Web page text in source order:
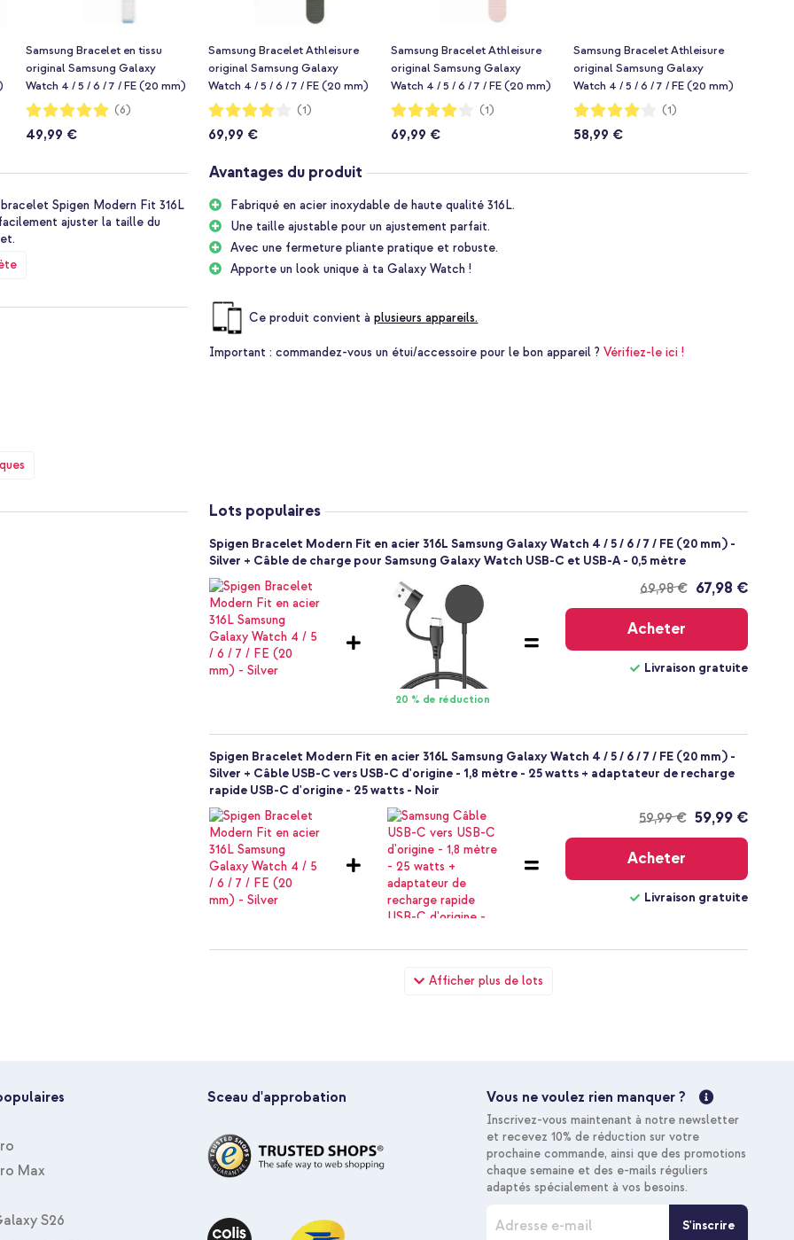
Samsung Bracelet en tissu
original Samsung Galaxy
Watch 4 / 5 / 6 / 7 / FE (20 mm)
- Taille M/L - White Sand
Notation:
100%
(6)
49,99 €
Samsung Bracelet Athleisure
original Samsung Galaxy
Watch 4 / 5 / 6 / 7 / FE (20 mm)
- Taille S/M - Khaki
Notation:
80%
(1)
69,99 €
Samsung Bracelet Athleisure
original Samsung Galaxy
Watch 4 / 5 / 6 / 7 / FE (20 mm)
- Taille S/M - Pink
Notation:
80%
(1)
69,99 €
Samsung Bracelet Athleisure
original Samsung Galaxy
Watch 4 / 5 / 6 / 7 / FE (20 mm)
- Taille M/L - Silver
Notation:
80%
(1)
58,99 €
Spigen Modern Fit 316L
ajuster la taille du
Ainsi, ta smartwatch n'est
que ta smartwatch reste
leader d'accessoires
transparente de la
Avantages du produit
Fabriqué en acier inoxydable de haute qualité 316L.
Une taille ajustable pour un ajustement parfait.
Avec une fermeture pliante pratique et robuste.
Apporte un look unique à ta Galaxy Watch !
Ce produit convient àplusieurs appareils.
Important : commandez-vous un étui/accessoire pour le bon appareil ?Vérifiez-le ici !
Lots populaires
Afficher plus de lots
Spigen Bracelet Modern Fit en acier 316L Samsung Galaxy Watch 4 / 5 / 6 / 7 / FE (20 mm) -
Silver + Câble de charge pour Samsung Galaxy Watch USB-C et USB-A - 0,5 mètre
20 % de réduction
69,98 €
Livraison
67,98 €
Acheter
Livraison gratuite
Spigen Bracelet Modern Fit en acier 316L Samsung Galaxy Watch 4 / 5 / 6 / 7 / FE (20 mm) -
Silver + Câble USB-C vers USB-C d'origine - 1,8 mètre - 25 watts + adaptateur de recharge
rapide USB-C d'origine - 25 watts - Noir
59,99 €
Livraison
59,99 €
Acheter
Livraison gratuite
Spigen Bracelet Modern Fit en acier 316L Samsung Galaxy Watch 4 / 5 / 6 / 7 / FE (20 mm) -
Silver + Wall Charger - Chargeur - Connexion USB-C et USB - Power Delivery - 20 Watt -
10 % de réduction
Livraison gratuite
Max
S26
Sceau d'approbation Vous ne voulez rien manquer ?
Inscrivez-vous maintenant à notre newsletter
et recevez 10% de réduction sur votre
prochaine commande, ainsi que des promotions
chaque semaine et des e-mails réguliers
adaptés spécialement à vos besoins.
S'inscrire